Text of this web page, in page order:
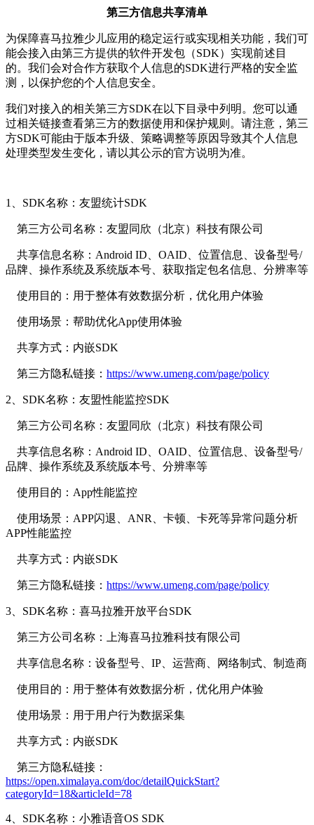
第三方信息共享清单
为保障喜马拉雅少儿应用的稳定运行或实现相关功能，我们可
能会接入由第三方提供的软件开发包（SDK）实现前述目
的。我们会对合作方获取个人信息的SDK进行严格的安全监
测，以保护您的个人信息安全。
我们对接入的相关第三方SDK在以下目录中列明。您可以通
过相关链接查看第三方的数据使用和保护规则。请注意，第三
方SDK可能由于版本升级、策略调整等原因导致其个人信息
处理类型发生变化，请以其公示的官方说明为准。
1、SDK名称：友盟统计SDK
第三方公司名称：友盟同欣（北京）科技有限公司
共享信息名称：Android ID、OAID、位置信息、设备型号/
品牌、操作系统及系统版本号、获取指定包名信息、分辨率等
使用目的：用于整体有效数据分析，优化用户体验
使用场景：帮助优化App使用体验
共享方式：内嵌SDK
第三方隐私链接： https://www.umeng.com/page/policy
2、SDK名称：友盟性能监控SDK
第三方公司名称：友盟同欣（北京）科技有限公司
共享信息名称：Android ID、OAID、位置信息、设备型号/
品牌、操作系统及系统版本号、分辨率等
使用目的：App性能监控
使用场景：APP闪退、ANR、卡顿、卡死等异常问题分析
APP性能监控
共享方式：内嵌SDK
第三方隐私链接： https://www.umeng.com/page/policy
3、SDK名称：喜马拉雅开放平台SDK
第三方公司名称：上海喜马拉雅科技有限公司
共享信息名称：设备型号、IP、运营商、网络制式、制造商
使用目的：用于整体有效数据分析，优化用户体验
使用场景：用于用户行为数据采集
共享方式：内嵌SDK
第三方隐私链接：
https://open.ximalaya.com/doc/detailQuickStart?
categoryId=18&articleId=78
4、SDK名称：小雅语音OS SDK